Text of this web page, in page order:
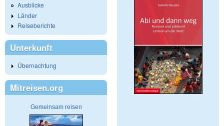
Ausblicke
Länder
Reiseberichte
Unterkunft
Übernachtung
Mitreisen.org
Gemeinsam reisen